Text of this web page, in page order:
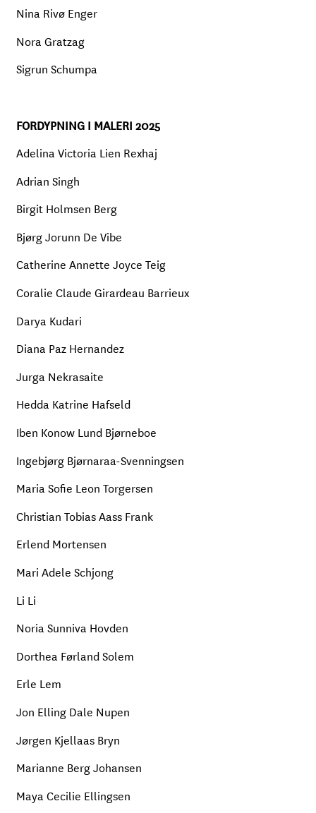
Nina Rivø Enger
Nora Gratzag
Sigrun Schumpa
FORDYPNING I MALERI 2025
Adelina Victoria Lien Rexhaj
Adrian Singh
Birgit Holmsen Berg
Bjørg Jorunn De Vibe
Catherine Annette Joyce Teig
Coralie Claude Girardeau Barrieux
Darya Kudari
Diana Paz Hernandez
Jurga Nekrasaite
Hedda Katrine Hafseld
Iben Konow Lund Bjørneboe
Ingebjørg Bjørnaraa-Svenningsen
Maria Sofie Leon Torgersen
Christian Tobias Aass Frank
Erlend Mortensen
Mari Adele Schjong
Li Li
Noria Sunniva Hovden
Dorthea Førland Solem
Erle Lem
Jon Elling Dale Nupen
Jørgen Kjellaas Bryn
Marianne Berg Johansen
Maya Cecilie Ellingsen